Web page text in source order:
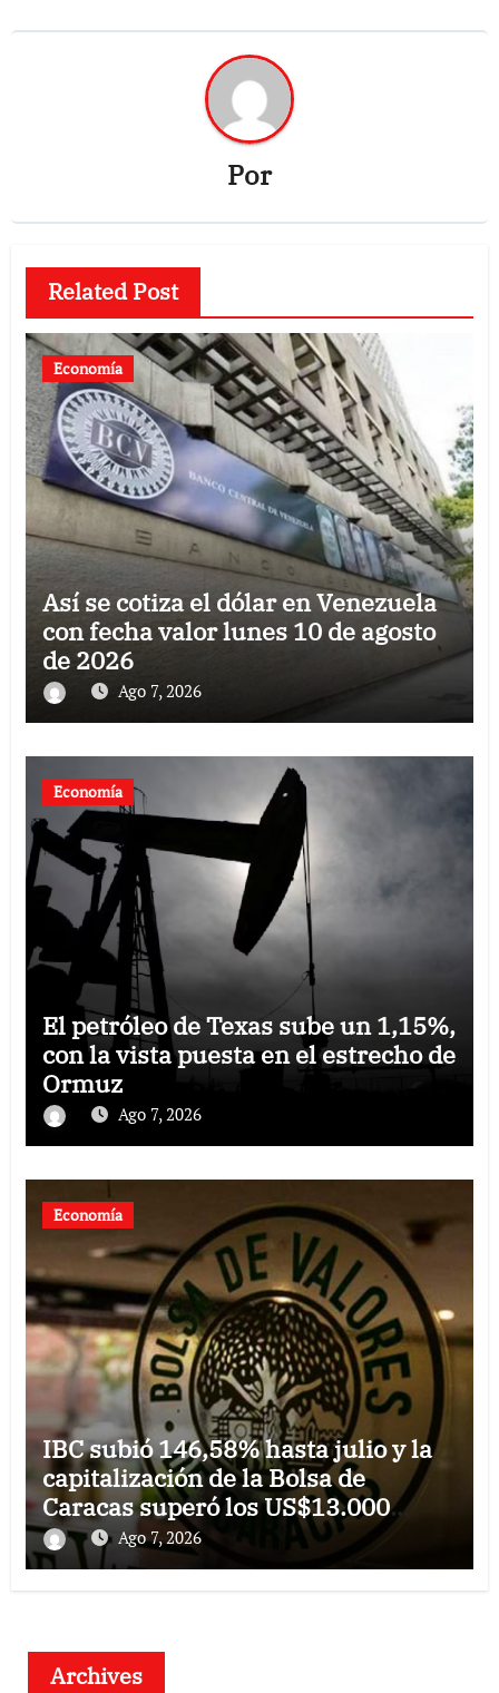
Por
Related Post
Economía
Así se cotiza el dólar en Venezuela
con fecha valor lunes 10 de agosto
de 2026
Ago 7, 2026
Economía
El petróleo de Texas sube un 1,15%,
con la vista puesta en el estrecho de
Ormuz
Ago 7, 2026
Economía
IBC subió 146,58% hasta julio y la
capitalización de la Bolsa de
Caracas superó los US$13.000
millonesAgo 7, 2026
Archives